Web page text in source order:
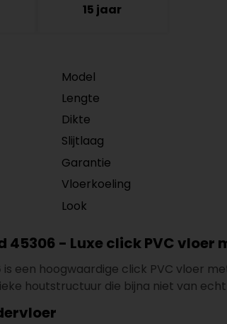
15 jaar
Model
Lengte
Dikte
Slijtlaag
Garantie
Vloerkoeling
Look
45306 - Luxe click PVC
is een hoogwaardige click PVC vloer
houtstructuur die bijna niet van